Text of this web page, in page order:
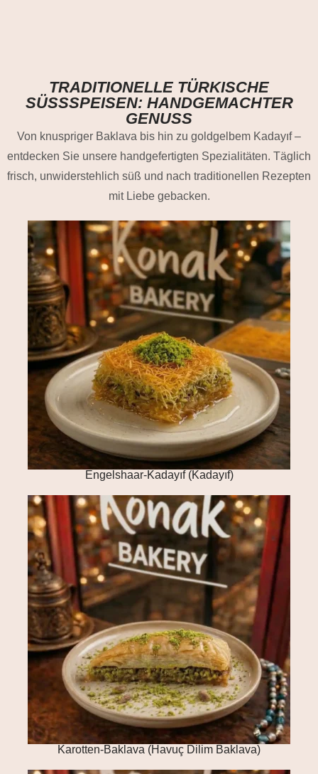
TRADITIONELLE TÜRKISCHE
SÜSSSPEISEN: HANDGEMACHTER G
ENUSS
Von knuspriger Baklava bis hin zu goldgelbem Kadayıf –
entdecken Sie unsere handgefertigten Spezialitäten. Täglich
frisch, unwiderstehlich süß und nach traditionellen Rezepten
mit Liebe gebacken.
Engelshaar-Kadayıf (Kadayıf)
Karotten-Baklava (Havuç Dilim Baklava)